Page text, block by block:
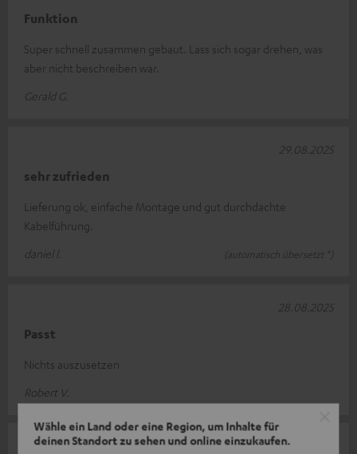
Wähle ein Land oder eine Region, um Inhalte für
deinen Standort zu sehen und online einzukaufen.
Funktion
Super schnell zusammen gebaut. Lass sich sogar drehen, was
aber nicht beschreiben war.
Gerald G.
sehr zufrieden
Lieferung ok, einfache Montage und gut durchdachte
Kabelführung.
daniel l.
(automatisch übersetzt *)
29.08.2025
Passt
Nichts auszusetzen
Robert V.
28.08.2025
15.08.2025